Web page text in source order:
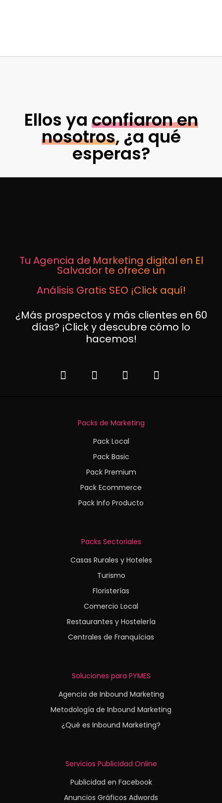
Ellos ya confiaron en
nosotros, ¿a qué
esperas?
Tu Agencia de Marketing digital en El
Salvador te ofrece un
Análisis Gratis SEO ¡Click aquí!
¿Más prospectos y más clientes en 60
días? ¡Click y descubre cómo lo
hacemos!
Packs de Marketing
Pack Local
Pack Basic
Pack Premium
Pack Ecommerce
Pack Info Producto
Packs Sectoriales
Casas Rurales y Hoteles
Turismo
Floristerías
Comercio Local
Restaurantes y Hostelería
Centrales de Franquícias
Soluciones para PYMES
Agencia de Inbound Marketing
Metodología de Inbound Marketing
¿Qué es Inbound Marketing?
Servicios Publicidad Online
Publicidad en Facebook
Anuncios Gráficos Adwords